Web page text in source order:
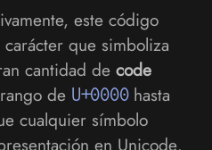
este código
que simboliza
cantidad de code
de U+0000hasta
cualquier símbolo
en Unicode.